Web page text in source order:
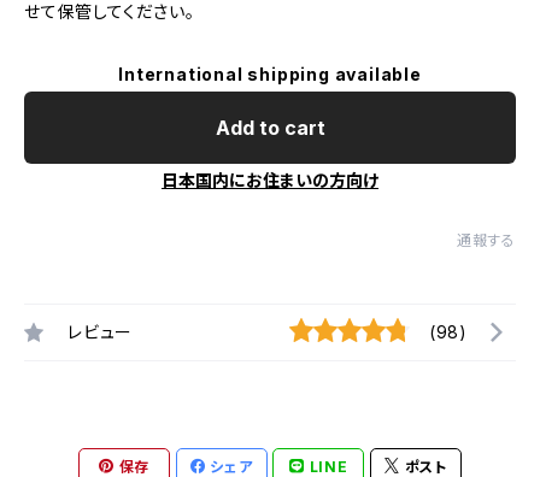
せて保管してください。
International shipping available
Add to cart
日本国内にお住まいの方向け
通報する
レビュー (98)
保存 シェア LINE ポスト